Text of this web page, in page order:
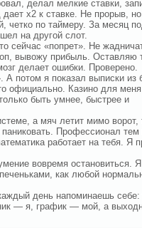
делал мелкие ставки,
х2 к ставке. Не прорыв,
четко по таймеру. За месяц
на другой слот.
сейчас «попрет». Не
вывожу прибыль. Оставляю
делает ошибки. Проверено.
потом я показал выписки из
официально. Казино для
быть умнее, быстрее и
а мяч летит мимо ворот,
Профессионал тем
работает на тебя. Я
вовремя остановиться. Я
как любой
день напоминаешь
— я, график — мой, а